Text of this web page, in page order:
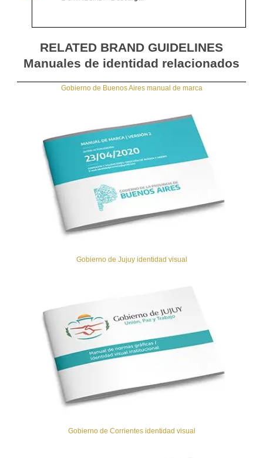
RELATED BRAND GUIDELINES
Manuales de identidad relacionados
Gobierno de Buenos Aires manual de marca
Gobierno de Jujuy identidad visual
Gobierno de Corrientes identidad visual